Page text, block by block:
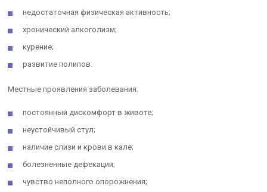
недостаточная физическая активность;
хронический алкоголизм;
курение;
развитие полипов.
Местные проявления заболевания:
постоянный дискомфорт в животе;
неустойчивый стул;
наличие слизи и крови в кале;
болезненные дефекации;
чувство неполного опорожнения;